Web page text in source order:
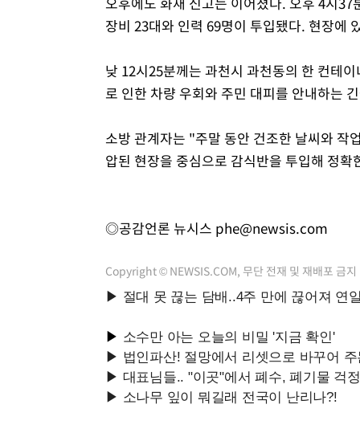
장비 23대와 인력 69명이 투입됐다. 현장에
낮 12시25분께는 과천시 과천동의 한 컨테
로 인한 차량 우회와 주민 대피를 안내하는
소방 관계자는 "주말 동안 건조한 날씨와 작
압된 현장을 중심으로 감식반을 투입해 정
◎공감언론 뉴시스 phe@newsis.com
Copyright © NEWSIS.COM, 무단 전재 및 재배포 금지